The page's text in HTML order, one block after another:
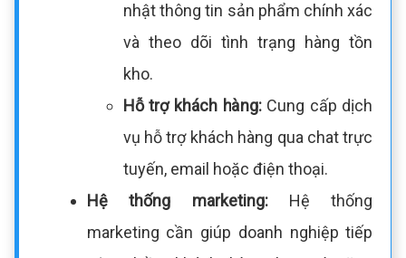
nhật thông tin sản phẩm chính xác
và theo dõi tình trạng hàng tồn
kho.
Hỗ trợ khách hàng:Cung cấp dịch
vụ hỗ trợ khách hàng qua chat trực
tuyến, email hoặc điện thoại.
Hệ thống marketing:Hệ thống
marketing cần giúp doanh nghiệp tiếp